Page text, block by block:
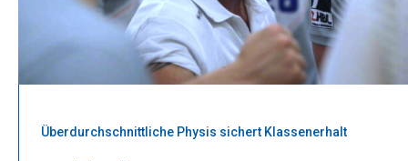
Überdurchschnittliche Physis sichert Klassenerhalt